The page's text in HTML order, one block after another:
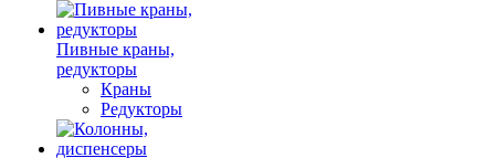
Пивные краны,
редукторы
Краны
Редукторы